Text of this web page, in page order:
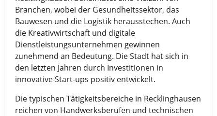
Branchen, wobei der Gesundheitssektor, das
Bauwesen und die Logistik herausstechen. Auch
die Kreativwirtschaft und digitale
Dienstleistungsunternehmen gewinnen
zunehmend an Bedeutung. Die Stadt hat sich in
den letzten Jahren durch Investitionen in
innovative Start-ups positiv entwickelt.
Die typischen Tätigkeitsbereiche in Recklinghausen
reichen von Handwerksberufen und technischen